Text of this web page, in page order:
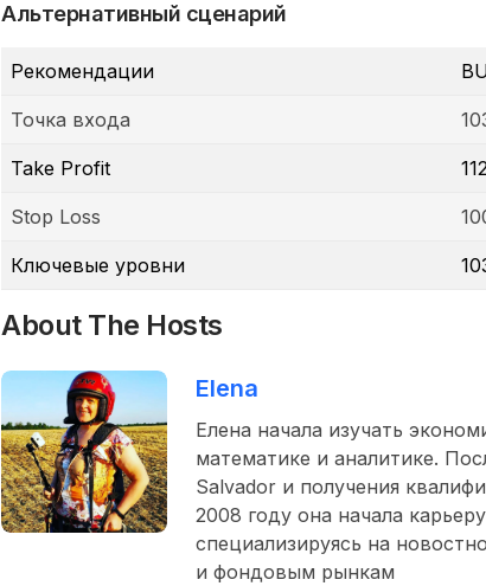
Альтернативный сценарий
Рекомендации
Точка входа
Take Profit
Stop Loss
Ключевые уровни
About The Hosts
Elena
Елена начала изучать
математике и аналитике.
Salvador и получения
2008 году она начала
специализируясь на
и фондовым рынкам